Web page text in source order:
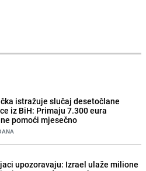
istražuje slučaj desetočlane
iz BiH: Primaju 7.300 eura
pomoći mjesečno
upozoravaju: Izrael ulaže milione